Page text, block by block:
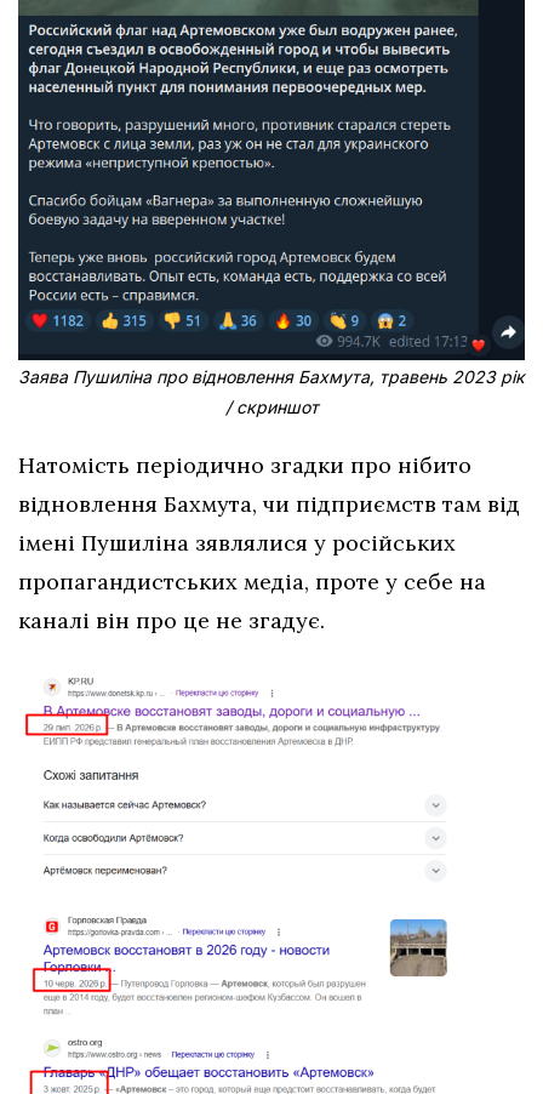
Заява Пушиліна про відновлення Бахмута, травень 2023 рік
/ скриншот
Натомість періодично згадки про нібито
відновлення Бахмута, чи підприємств там від
імені Пушиліна зявлялися у російських
пропагандистських медіа, проте у себе на
каналі він про це не згадує.